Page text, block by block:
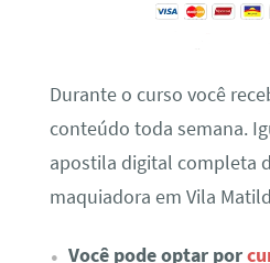
Durante o curso você
conteúdo toda semana.
apostila digital completa
maquiadora em Vila
Você pode optar por